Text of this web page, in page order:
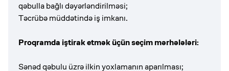
qəbulla bağlı dəyərləndirilməsi;
Təcrübə müddətində iş imkanı.
Proqramda iştirak etmək üçün seçim mərhələləri:
Sənəd qəbulu üzrə ilkin yoxlamanın aparılması;